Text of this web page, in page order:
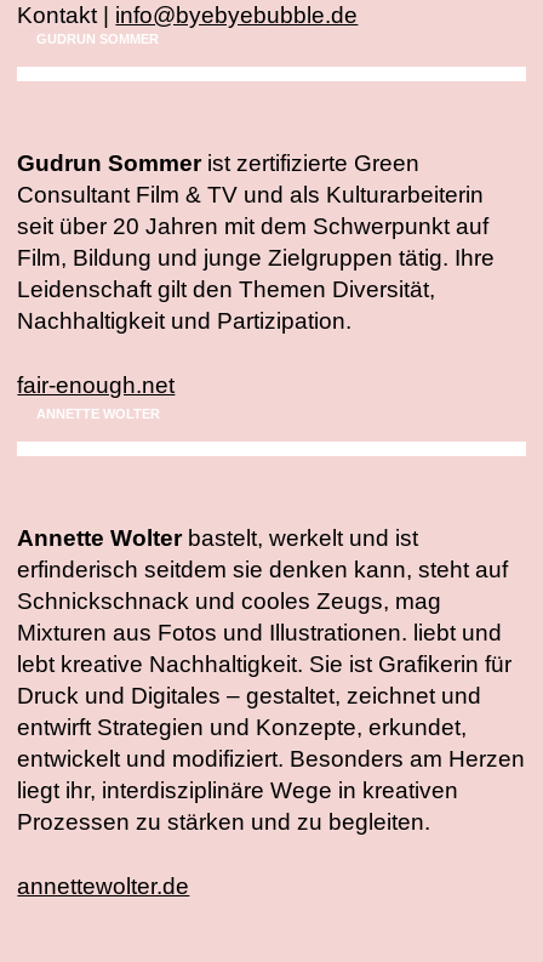
Kontakt | info@byebyebubble.de
GUDRUN SOMMER
Gudrun Sommerist zertifizierte Green
Consultant Film & TV und als Kulturarbeiterin
seit über 20 Jahren mit dem Schwerpunkt auf
Film, Bildung und junge Zielgruppen tätig. Ihre
Leidenschaft gilt den Themen Diversität,
Nachhaltigkeit und Partizipation.
fair-enough.net
ANNETTE WOLTER
Annette Wolterbastelt, werkelt und ist
erfinderisch seitdem sie denken kann, steht auf
Schnickschnack und cooles Zeugs, mag
Mixturen aus Fotos und Illustrationen. liebt und
lebt kreative Nachhaltigkeit. Sie ist Grafikerin für
Druck und Digitales – gestaltet, zeichnet und
entwirft Strategien und Konzepte, erkundet,
entwickelt und modifiziert. Besonders am Herzen
liegt ihr, interdisziplinäre Wege in kreativen
Prozessen zu stärken und zu begleiten.
annettewolter.de